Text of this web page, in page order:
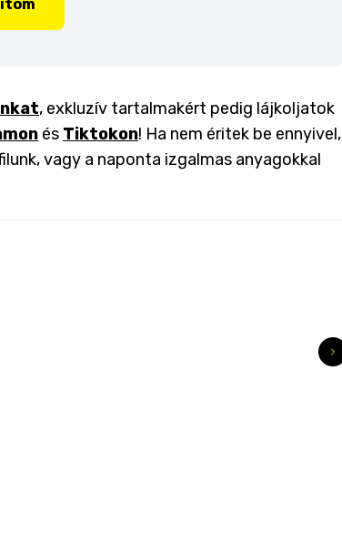
, exkluzív tartalmakért pedig lájkoljatok
és Tiktokon! Ha nem éritek be ennyivel,
vagy a naponta izgalmas anyagokkal